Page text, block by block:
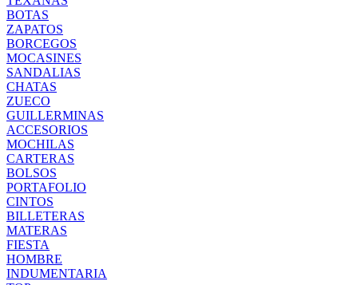
BOTAS
ZAPATOS
BORCEGOS
MOCASINES
SANDALIAS
CHATAS
ZUECO
GUILLERMINAS
ACCESORIOS
MOCHILAS
CARTERAS
BOLSOS
PORTAFOLIO
CINTOS
BILLETERAS
MATERAS
FIESTA
HOMBRE
INDUMENTARIA